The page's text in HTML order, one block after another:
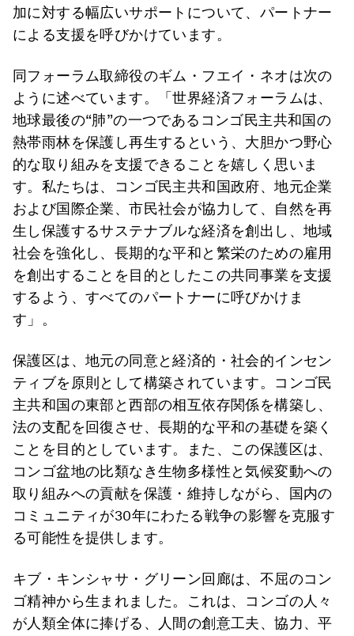
加に対する幅広いサポートについて、パートナー
による支援を呼びかけています。
同フォーラム取締役のギム・フエイ・ネオは次の
ように述べています。「世界経済フォーラムは、
地球最後の“肺”の一つであるコンゴ民主共和国の
熱帯雨林を保護し再生するという、大胆かつ野心
的な取り組みを支援できることを嬉しく思いま
す。私たちは、コンゴ民主共和国政府、地元企業
および国際企業、市民社会が協力して、自然を再
生し保護するサステナブルな経済を創出し、地域
社会を強化し、長期的な平和と繁栄のための雇用
を創出することを目的としたこの共同事業を支援
するよう、すべてのパートナーに呼びかけま
す」。
保護区は、地元の同意と経済的・社会的インセン
ティブを原則として構築されています。コンゴ民
主共和国の東部と西部の相互依存関係を構築し、
法の支配を回復させ、長期的な平和の基礎を築く
ことを目的としています。また、この保護区は、
コンゴ盆地の比類なき生物多様性と気候変動への
取り組みへの貢献を保護・維持しながら、国内の
コミュニティが30年にわたる戦争の影響を克服す
る可能性を提供します。
キブ・キンシャサ・グリーン回廊は、不屈のコン
ゴ精神から生まれました。これは、コンゴの人々
が人類全体に捧げる、人間の創意工夫、協力、平